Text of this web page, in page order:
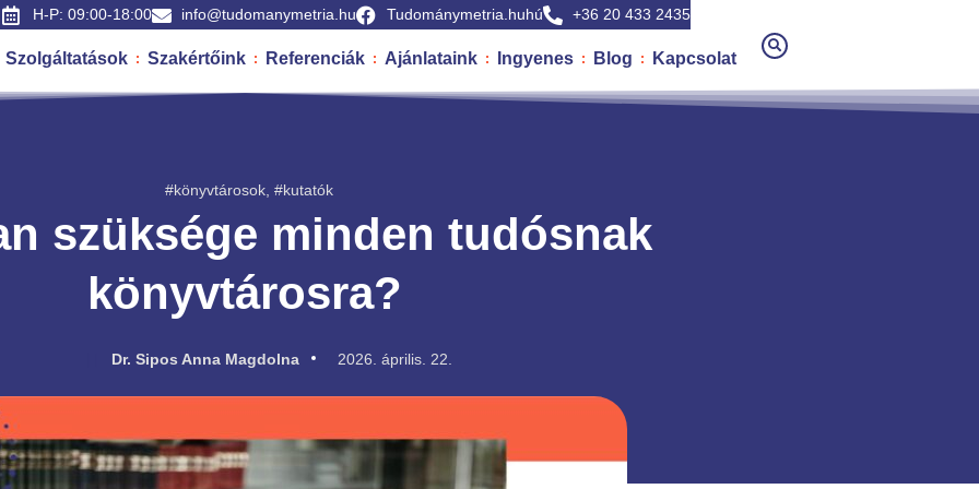
+36 20 433 2435
Tudománymetria.huhú
info@tudomanymetria.hu
H-P: 09:00-18:00
Szolgáltatások Szakértőink Referenciák Ajánlataink Ingyenes Blog Kapcsolat
szüksége minden tudósnak
könyvtárosra?
Dr. Sipos Anna Magdolna 2026. április. 22.
#könyvtárosok, #kutatók